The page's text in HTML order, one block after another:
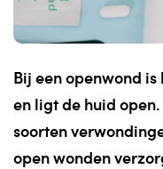
Bij een openwond
en ligt de huid
soorten
open wonden